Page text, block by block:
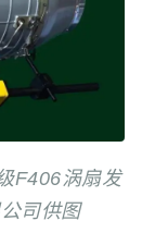
F406涡扇发
司供图